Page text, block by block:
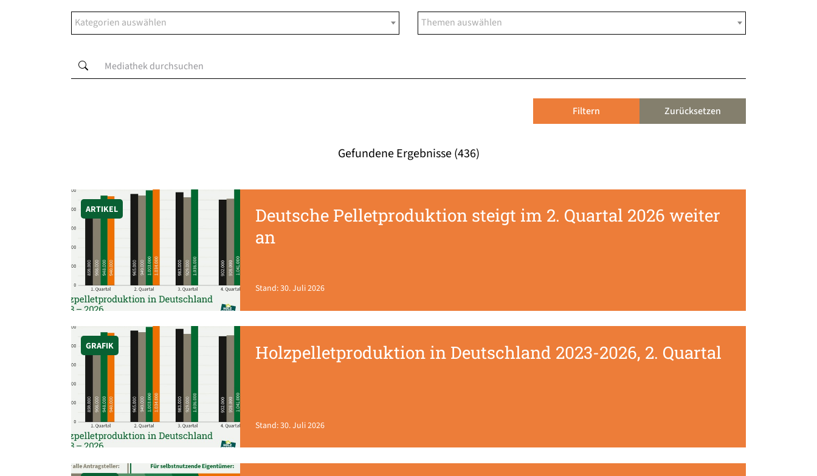
Filtern Zurücksetzen
Gefundene Ergebnisse (436)
ARTIKEL
Deutsche Pelletproduktion steigt im 2. Quartal 2026 weiter
an
Stand: 30. Juli 2026
GRAFIK Holzpelletproduktion in Deutschland 2023-2026, 2. Quartal
Stand: 30. Juli 2026